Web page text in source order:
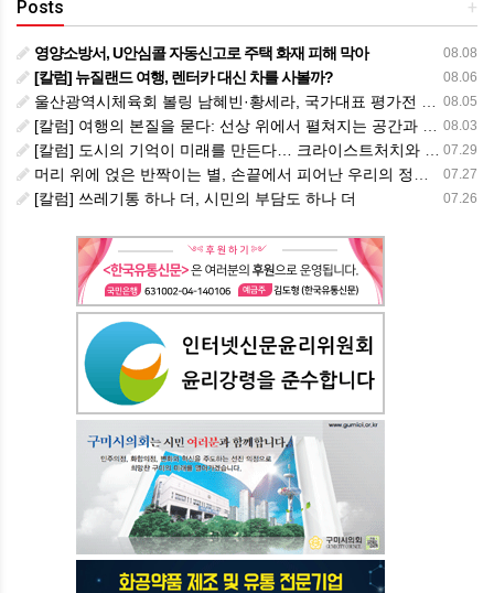
+
Posts
08.08
영양소방서, U안심콜 자동신고로 주택 화재 피해 막아
08.06
[칼럼] 뉴질랜드 여행, 렌터카 대신 차를 사볼까?
08.05
울산광역시체육회 볼링 남혜빈·황세라, 국가대표 평가전 통과… ‘아시아선수권 출전’
08.03
[칼럼] 여행의 본질을 묻다: 선상 위에서 펼쳐지는 공간과 사람, 그리고 미식의 미학
07.29
[칼럼] 도시의 기억이 미래를 만든다… 크라이스트처치와 한국 도시가 주는 교훈
07.27
머리 위에 얹은 반짝이는 별, 손끝에서 피어난 우리의 정체성
07.26
[칼럼] 쓰레기통 하나 더, 시민의 부담도 하나 더